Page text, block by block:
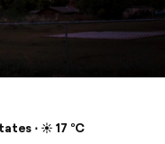
⋅ ☀️ 17 °C